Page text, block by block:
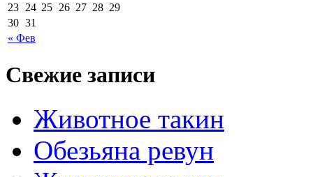
« Фев
23 24 25 26 27 28 29
30 31
Свежие записи
Животное такин
Обезьяна ревун